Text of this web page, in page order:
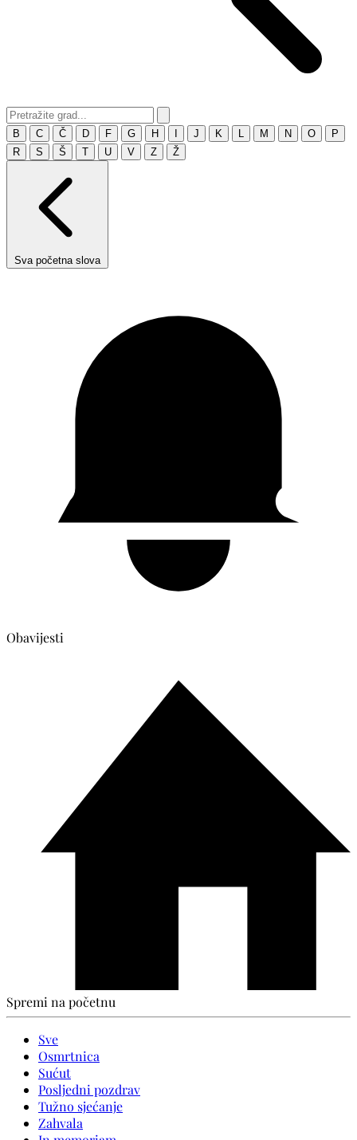
B C Č D F G H J K M N O
P
R
S Š T U V Z Ž
Sva početna slova
Obavijesti
Spremi na početnu
Sve
Osmrtnica
Sućut
Posljedni pozdrav
Tužno sjećanje
Zahvala